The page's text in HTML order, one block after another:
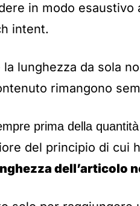
in modo
intent.
lunghezza da sola
rimangono
prima della quantità
del principio di cui
dell’articolo